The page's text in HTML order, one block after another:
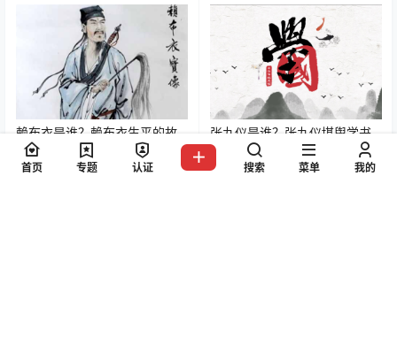
赖布衣是谁？赖布衣生平的故
事及作品有哪些？
25年5月29日 0 150
张九仪是谁？张九仪堪舆学书
籍有哪些？
25年2月1日 78
首页 专题 认证 搜索 菜单 我的